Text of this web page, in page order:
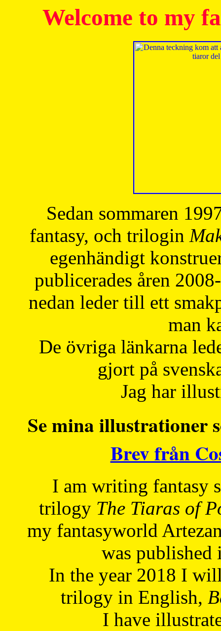
Welcome to my
Sedan sommaren
fantasy, och trilogin
egenhändigt
publicerades åren
nedan leder till ett
man
De övriga länkarna
gjort på
Jag har
Se mina illustrationer
Brev från
I am writing fantasy
trilogy The Tiaras of
my fantasyworld
was published
In the year 2018 I
trilogy in English,
I have